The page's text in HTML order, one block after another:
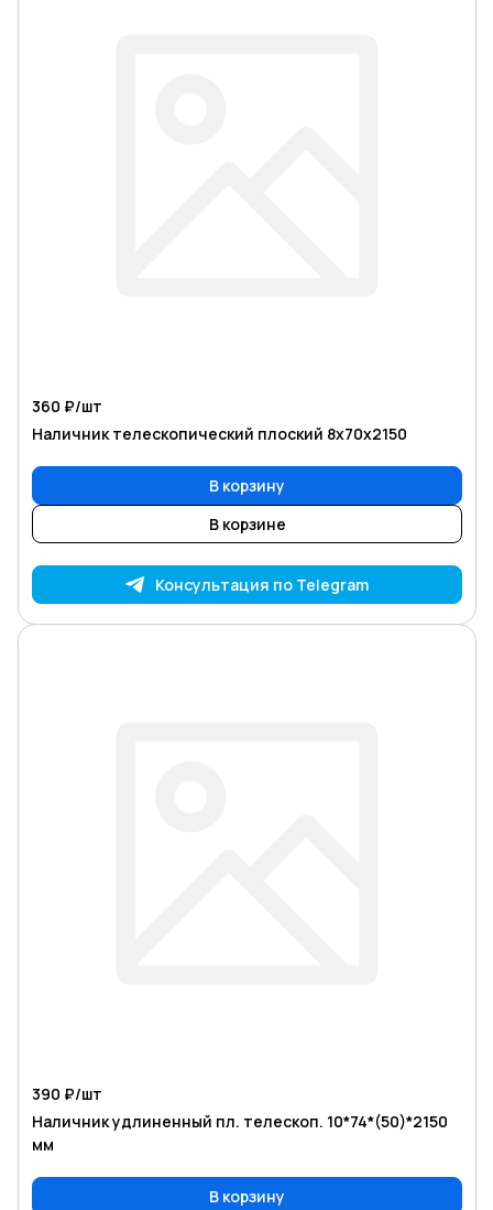
360 ₽/шт
Наличник телескопический плоский 8х70х2150
В корзину
В корзине
Консультация по Telegram
390 ₽/шт
Наличник удлиненный пл. телескоп. 10*74*(50)*2150
мм
В корзину